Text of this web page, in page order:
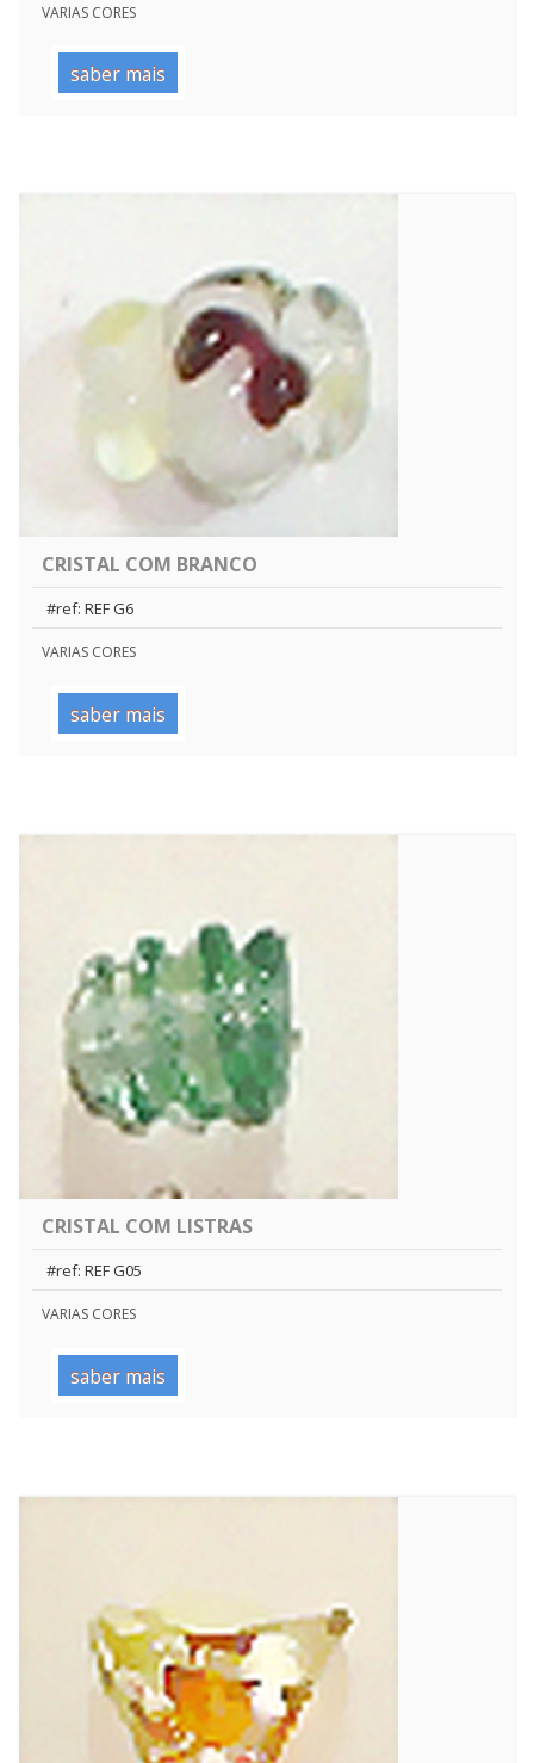
VARIAS CORES
saber mais
CRISTAL COM BRANCO
#ref: REF G6
VARIAS CORES
saber mais
CRISTAL COM LISTRAS
#ref: REF G05
VARIAS CORES
saber mais